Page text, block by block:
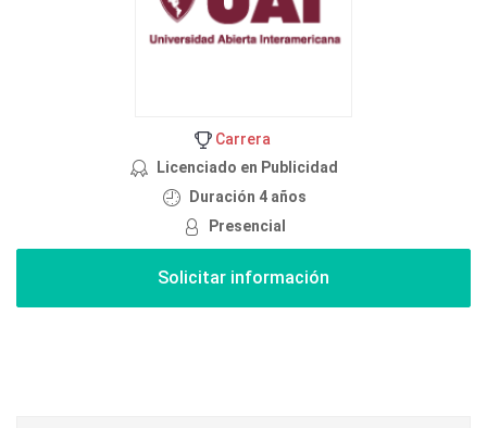
Carrera
Licenciado en Publicidad
Duración 4 años
Presencial